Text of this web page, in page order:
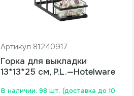
В наличии: 98 шт. (доставка до 10
Артикул 81240917
Горка для выкладки
13*13*25 см, P.L.—Hotelware